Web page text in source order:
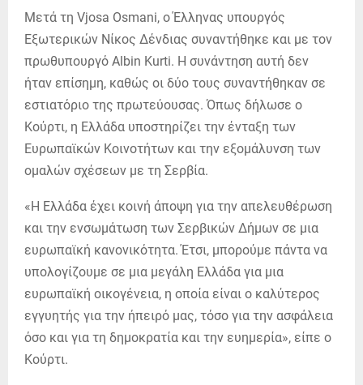
Μετά τη Vjosa Osmani, ο Έλληνας υπουργός
Εξωτερικών Νίκος Δένδιας συναντήθηκε και με τον
πρωθυπουργό Albin Kurti. Η συνάντηση αυτή δεν
ήταν επίσημη, καθώς οι δύο τους συναντήθηκαν σε
εστιατόριο της πρωτεύουσας. Όπως δήλωσε ο
Κούρτι, η Ελλάδα υποστηρίζει την ένταξη των
Ευρωπαϊκών Κοινοτήτων και την εξομάλυνση των
ομαλών σχέσεων με τη Σερβία.
«Η Ελλάδα έχει κοινή άποψη για την απελευθέρωση
και την ενσωμάτωση των Σερβικών Δήμων σε μια
ευρωπαϊκή κανονικότητα. Έτσι, μπορούμε πάντα να
υπολογίζουμε σε μια μεγάλη Ελλάδα για μια
ευρωπαϊκή οικογένεια, η οποία είναι ο καλύτερος
εγγυητής για την ήπειρό μας, τόσο για την ασφάλεια
όσο και για τη δημοκρατία και την ευημερία», είπε ο
Κούρτι.